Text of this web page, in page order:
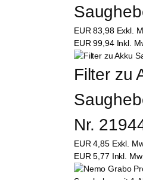
EUR83,98 Exkl.
EUR99,94 Inkl.
Filter zu
Nr.
EUR4,85 Exkl.
EUR5,77 Inkl.